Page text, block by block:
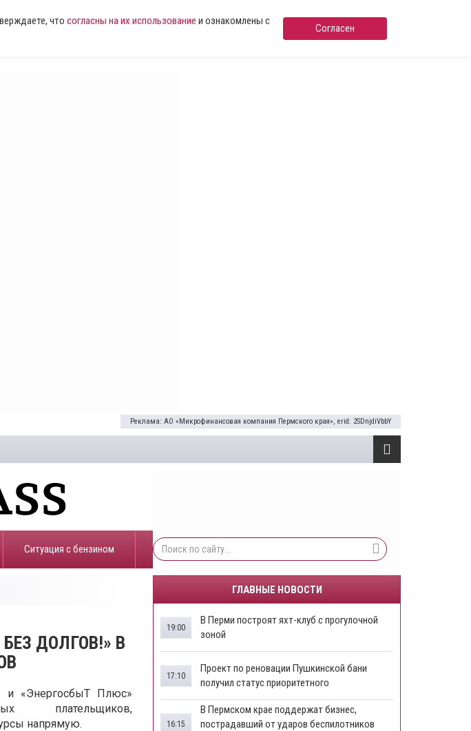
что согласны на их использование и ознакомлены с
Согласен
Реклама: АО «Микрофинансовая компания Пермского края», erid: 2SDnjdiVbbY
​Ситуация с бензином
ДОЛГОВ!» В
«ЭнергосбыТ Плюс»
плательщиков,
напрямую.
ГЛАВНЫЕ НОВОСТИ
В Перми построят яхт-клуб с прогулочной
зоной
19:00
​Проект по реновации Пушкинской бани
получил статус приоритетного
17:10
​В Пермском крае поддержат бизнес,
пострадавший от ударов беспилотников
16:15